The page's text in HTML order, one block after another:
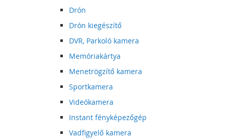
Drón
Drón kiegészítő
DVR, Parkoló kamera
Memóriakártya
Menetrögzítő kamera
Sportkamera
Videókamera
Instant fényképezőgép
Vadfigyelő kamera